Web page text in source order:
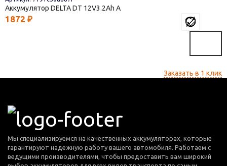
Аккумулятор DELTA DT 12V3.2
1872 ₽
Заказать в 1 клик
Мы специализируемся на качественных аккумуляторах, которые
гарантируют надежную работу вашего автомобиля. Работаем с
ведущими производителями, чтобы предоставить вам широкий